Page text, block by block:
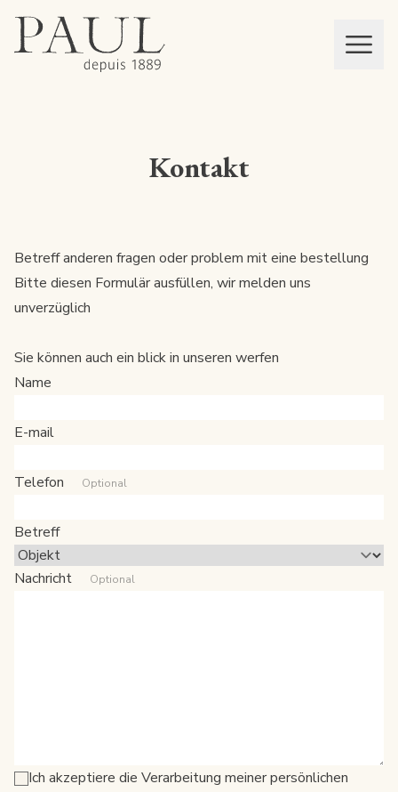
Mon panier
Kontakt
Betreff anderen fragen oder problem mit eine bestellung
Bitte diesen Formulär ausfüllen, wir melden uns
unverzüglich
Sie können auch ein blick in unseren werfen
Name
E-mail
Telefon Optional
Betreff
Nachricht Optional
Ich akzeptiere die Verarbeitung meiner persönlichen